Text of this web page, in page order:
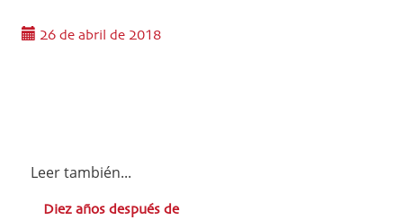
26 de abril de 2018
Leer también...
Diez años después de